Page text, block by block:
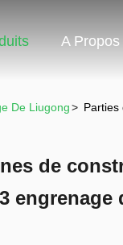
A
De Liugong> Parties
de
engrenage